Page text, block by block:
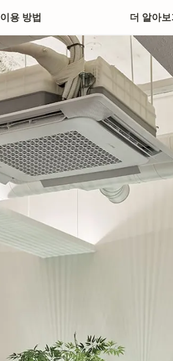
이용 방법 더 알아보